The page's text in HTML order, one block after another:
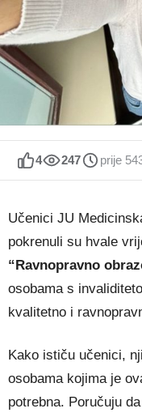
4 247 prije
Učenici JU
pokrenuli su hvale
“Ravnopravno
osobama s
kvalitetno i
Kako ističu učenici,
osobama kojima je
potrebna. Poručuju